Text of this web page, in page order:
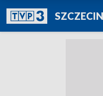
SZCZECIN
TVP